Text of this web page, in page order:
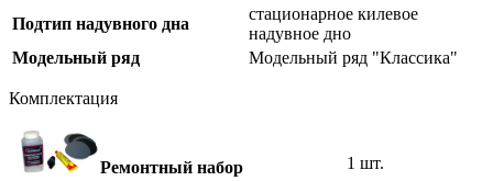
Подтип надувного дна
стационарное килевое
надувное дно
Модельный ряд
Модельный ряд "Классика"
Комплектация
Ремонтный набор
1 шт.